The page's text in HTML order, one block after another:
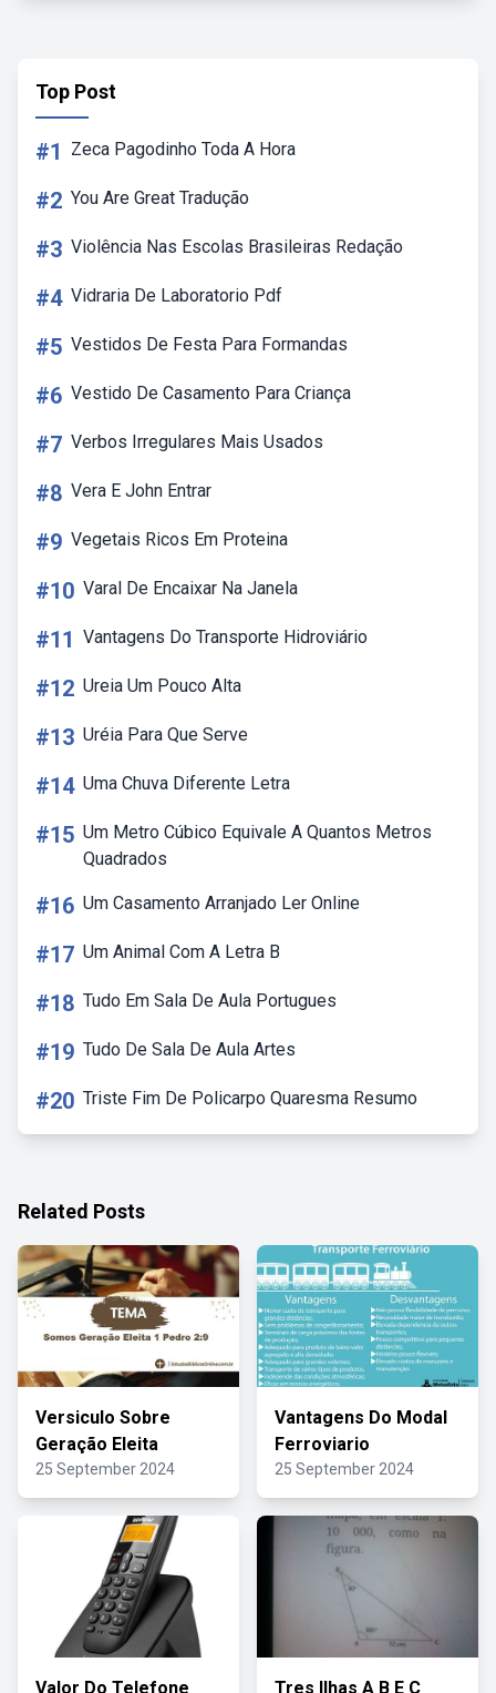
Top Post
#1 Zeca Pagodinho Toda A Hora
#2 You Are Great Tradução
#3 Violência Nas Escolas Brasileiras Redação
#4 Vidraria De Laboratorio Pdf
#5 Vestidos De Festa Para Formandas
#6 Vestido De Casamento Para Criança
#7 Verbos Irregulares Mais Usados
#8 Vera E John Entrar
#9 Vegetais Ricos Em Proteina
#10 Varal De Encaixar Na Janela
#11 Vantagens Do Transporte Hidroviário
#12 Ureia Um Pouco Alta
#13 Uréia Para Que Serve
#14 Uma Chuva Diferente Letra
#15 Um Metro Cúbico Equivale A Quantos Metros
Quadrados
#16 Um Casamento Arranjado Ler Online
#17 Um Animal Com A Letra B
#18 Tudo Em Sala De Aula Portugues
#19 Tudo De Sala De Aula Artes
#20 Triste Fim De Policarpo Quaresma Resumo
Related Posts
Versiculo Sobre
Geração Eleita
25 September 2024
Vantagens Do Modal
Ferroviario
25 September 2024
Valor Do Telefone Tres Ilhas A B E C